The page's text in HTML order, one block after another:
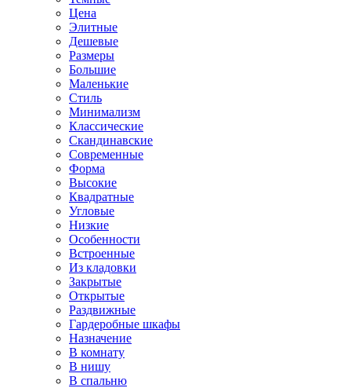
Цена
Элитные
Дешевые
Размеры
Большие
Маленькие
Стиль
Минимализм
Классические
Скандинавские
Современные
Форма
Высокие
Квадратные
Угловые
Низкие
Особенности
Встроенные
Из кладовки
Закрытые
Открытые
Раздвижные
Гардеробные шкафы
Назначение
В комнату
В нишу
В спальню